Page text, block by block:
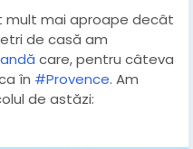
mult mai aproape decât
de casă am
care, pentru câteva
în #Provence. Am
de astăzi:
06/la-doi-pasi-de-